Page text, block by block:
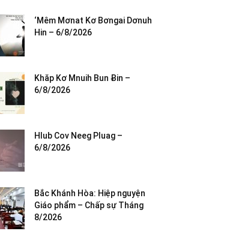
‘Mêm Mơnat Kơ Bơngai Dơnuh
Hin – 6/8/2026
Khăp Kơ Mnuih Bun Ƀin –
6/8/2026
Hlub Cov Neeg Pluag –
6/8/2026
Bắc Khánh Hòa: Hiệp nguyện
Giáo phẩm – Chấp sự Tháng
8/2026